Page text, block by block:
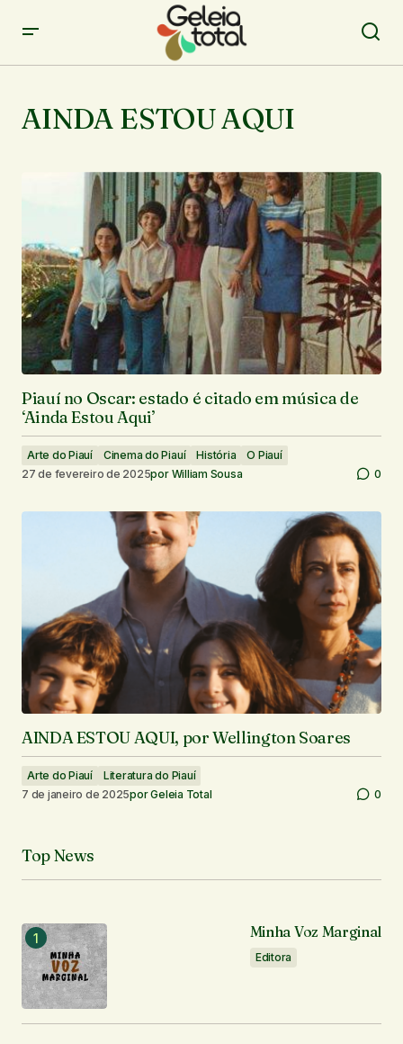
AINDA ESTOU AQUI
Piauí no Oscar: estado é citado em música de
‘Ainda Estou Aqui’
Arte do Piauí Cinema do Piauí História
O Piauí
27 de fevereiro de 2025por William Sousa 0
AINDA ESTOU AQUI, por Wellington Soares
Arte do Piauí
Literatura do Piauí
7 de janeiro de 2025porGeleia Total 0
Top News
Minha Voz Marginal
Editora